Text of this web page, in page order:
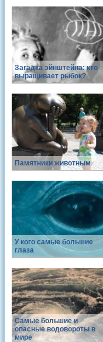
Загадка эйнштейна: кто
выращивает рыбок?
Памятники животным
У кого самые большие
глаза
Самые большие и
опасные водовороты в
мире